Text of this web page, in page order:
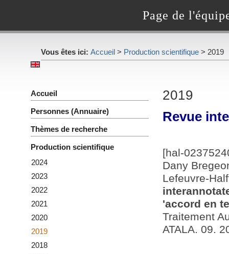
Page de
Vous êtes ici: Accueil > Production scientifique > 2019
Accueil
Personnes (Annuaire)
Thèmes de recherche
Production scientifique
2024
2023
2022
2021
2020
2019
2018
2019
Revue
[hal-
Dany
Lefeuvre-
'accord en
Traitement
ATALA. 09.